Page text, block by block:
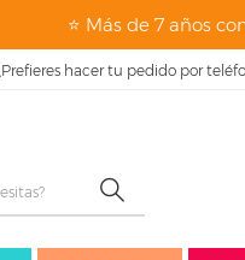
⭐ Más de 7 años
hacer tu pedido por